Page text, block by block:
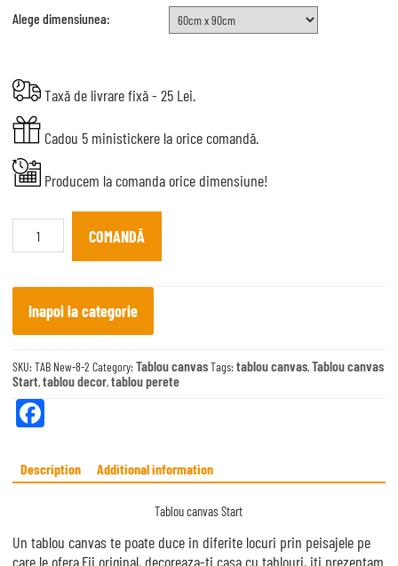
Alege dimensiunea:
Taxă de livrare fixă - 25 Lei.
Cadou 5 ministickere la orice comandă.
Producem la comanda orice dimensiune!
Tablou
canvas
COMANDĂ
Inapoi la categorie
SKU:TAB New-8-2 Category:Tablou canvasTags:tablou canvas,Tablou canvas
Start,tablou decor,tablou perete
Fa
bo
Description Additional information
Tablou canvas Start
Un tablou canvas te poate duce in diferite locuri prin peisajele pe
care le ofera.Fii original, decoreaza-ti casa cu tablouri, iti prezentam